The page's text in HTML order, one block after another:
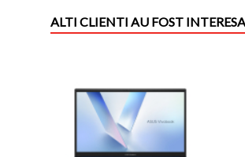
ALTI CLIENTI AU FOST